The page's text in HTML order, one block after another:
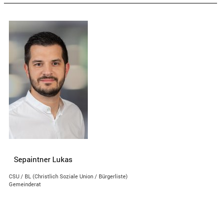
Sepaintner Lukas
CSU / BL (Christlich Soziale Union / Bürgerliste)
Gemeinderat